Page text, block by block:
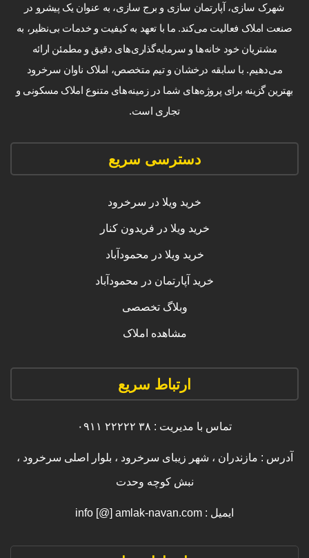
شهرک سازی، آپارتمان سازی و برج سازی، به عنوان یک پیشرو در
صنعت املاک فعالیت می‌کند. ما با تعهد به کیفیت و خدمات بی‌نظیر، به
مشتریان خود خانه‌ها و سرمایه‌گذاری‌های دقیق و مطمئن ارائه
می‌دهیم. با سابقه درخشان و تیم متخصص، املاک ناوان سرخرود
بهترین گزینه برای پروژه‌های شما در زمینه‌های متنوع املاک مسکونی و
تجاری است.
دسترسی سریع
خرید ویلا در سرخرود
خرید ویلا در فریدون کنار
خرید ویلا در محمودآباد
خرید آپارتمان در محمودآباد
وبلاگ تخصصی
مشاهده املاک
ارتباط سریع
تماس با مدیریت : ۳۸ ۲۲۲۲۲ ۰۹۱۱
آدرس : مازندران ، شهر زیبای سرخرود ، بلوار اصلی سرخرود ،
نبش کوچه وحدت
ایمیل : info [@] amlak-navan.com